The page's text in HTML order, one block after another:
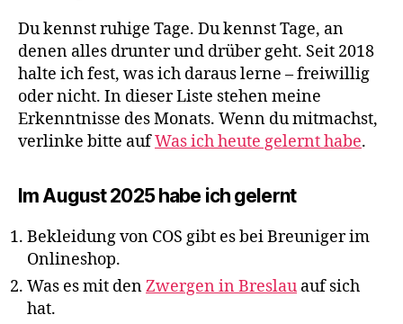
Du kennst ruhige Tage. Du kennst Tage, an
denen alles drunter und drüber geht. Seit 2018
halte ich fest, was ich daraus lerne – freiwillig
oder nicht. In dieser Liste stehen meine
Erkenntnisse des Monats. Wenn du mitmachst,
verlinke bitte aufWas ich heute gelernt habe.
Im August 2025 habe ich gelernt
Bekleidung von COS gibt es bei Breuniger im
Onlineshop.
Was es mit denZwergen in Breslau auf sich
hat.